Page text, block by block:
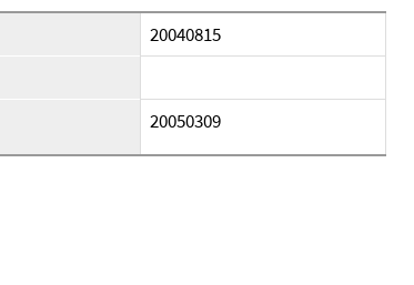
20040815
20050309